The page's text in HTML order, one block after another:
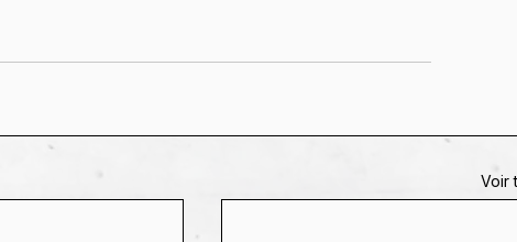
Voir